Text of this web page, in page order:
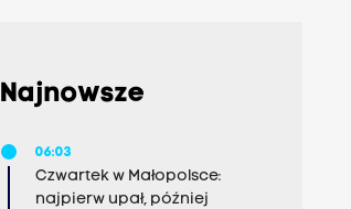
Najnowsze
06:03
Czwartek w Małopolsce:
najpierw upał, później